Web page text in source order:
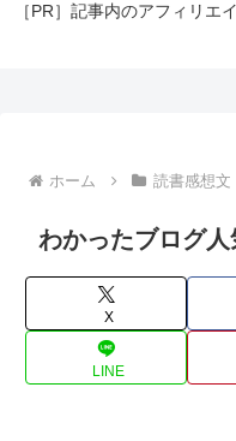
［PR］記事内のアフィリエ
ホーム 読書感想文
わかったブログ
X
LINE